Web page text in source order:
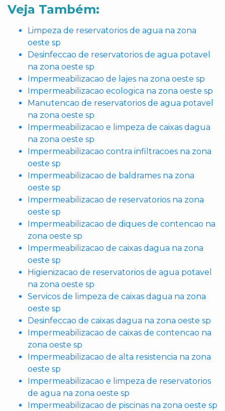
Veja Também:
Limpeza de reservatorios de agua na zona
oeste sp
Desinfeccao de reservatorios de agua potavel
na zona oeste sp
Impermeabilizacao de lajes na zona oeste sp
Impermeabilizacao ecologica na zona oeste sp
Manutencao de reservatorios de agua potavel
na zona oeste sp
Impermeabilizacao e limpeza de caixas dagua
na zona oeste sp
Impermeabilizacao contra infiltracoes na zona
oeste sp
Impermeabilizacao de baldrames na zona
oeste sp
Impermeabilizacao de reservatorios na zona
oeste sp
Impermeabilizacao de diques de contencao na
zona oeste sp
Impermeabilizacao de caixas dagua na zona
oeste sp
Higienizacao de reservatorios de agua potavel
na zona oeste sp
Servicos de limpeza de caixas dagua na zona
oeste sp
Desinfeccao de caixas dagua na zona oeste sp
Impermeabilizacao de caixas de contencao na
zona oeste sp
Impermeabilizacao de alta resistencia na zona
oeste sp
Impermeabilizacao e limpeza de reservatorios
de agua na zona oeste sp
Impermeabilizacao de piscinas na zona oeste sp